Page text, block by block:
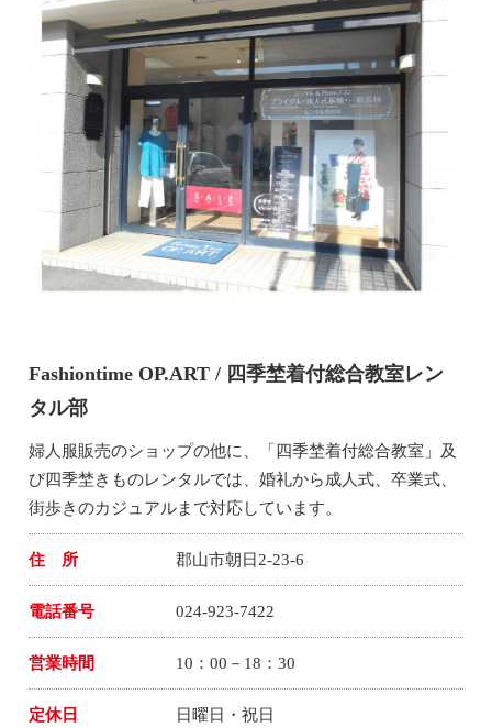
Fashiontime OP.ART / 四季埜着付総合教室レン
タル部
婦人服販売のショップの他に、「四季埜着付総合教室」及
び四季埜きものレンタルでは、婚礼から成人式、卒業式、
街歩きのカジュアルまで対応しています。
住 所 郡山市朝日2-23-6
電話番号 024-923-7422
営業時間 10：00－18：30
定休日 日曜日・祝日